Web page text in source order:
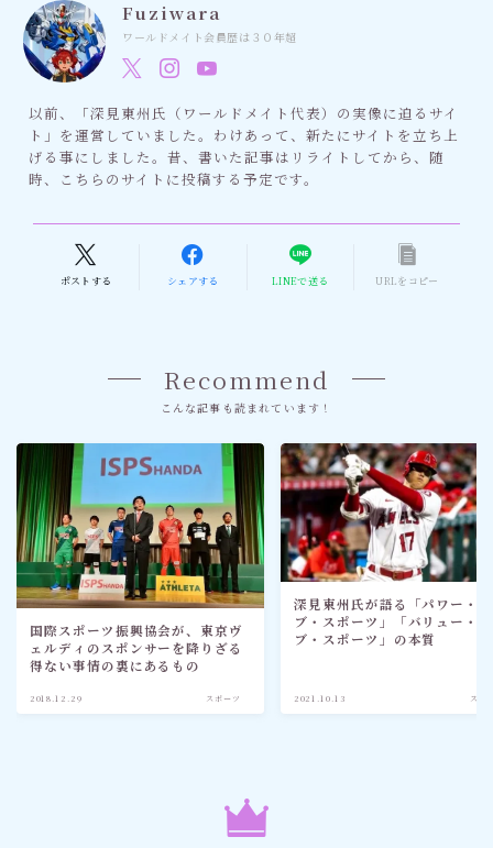
Fuziwara
ワールドメイト会員歴は３０年超
以前、「深見東州氏（ワールドメイト代表）の実像に迫るサイ
ト」を運営していました。わけあって、新たにサイトを立ち上
げる事にしました。昔、書いた記事はリライトしてから、随
時、こちらのサイトに投稿する予定です。
ポストする シェアする LINEで送る URLをコピー
Recommend
こんな記事も読まれています！
国際スポーツ振興協会が、東京ヴ
ェルディのスポンサーを降りざる
得ない事情の裏にあるもの
2018.12.29 スポーツ
深見東州氏が語る「パワー・オ
ブ・スポーツ」「バリュー・オ
ブ・スポーツ」の本質
2021.10.13 スポ